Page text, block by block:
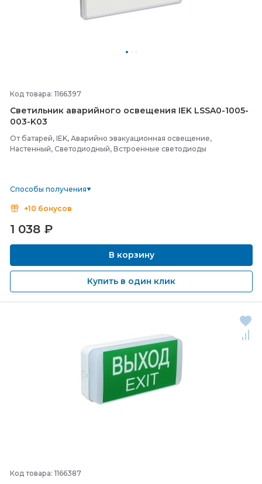
Код товара: 1166397
Светильник аварийного освещения IEK LSSA0-1005-
003-K03
От батарей, IEK, Аварийно эвакуационная освещение,
Настенный, Светодиодный, Встроенные светодиоды
Способы получения
+10 бонусов
1 038 ₽
В корзину
Купить в один клик
Код товара: 1166387